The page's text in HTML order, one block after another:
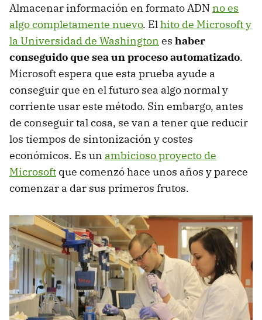
Almacenar información en formato ADNno es
algo completamente nuevo. Elhito de Microsoft y
la Universidad de Washington es haber
conseguido que sea un proceso automatizado.
Microsoft espera que esta prueba ayude a
conseguir que en el futuro sea algo normal y
corriente usar este método. Sin embargo, antes
de conseguir tal cosa, se van a tener que reducir
los tiempos de sintonización y costes
económicos. Es un ambicioso proyecto de
Microsoft que comenzó hace unos años y parece
comenzar a dar sus primeros frutos.